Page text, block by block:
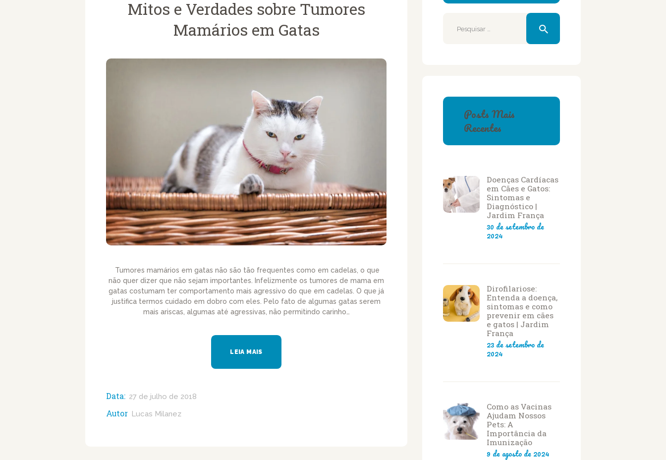
Mitos e Verdades sobre Tumores
Mamários em Gatas
Tumores mamários em gatas não são tão frequentes como em cadelas, o que
não quer dizer que não sejam importantes. Infelizmente os tumores de mama em
gatas costumam ter comportamento mais agressivo do que em cadelas. O que já
justifica termos cuidado em dobro com eles. Pelo fato de algumas gatas serem
mais ariscas, algumas até agressivas, não permitindo carinho…
LEIA MAIS
Data: 27 de julho de 2018
Autor Lucas Milanez
Posts Mais
Recentes
Doenças Cardíacas
em Cães e Gatos:
Sintomas e
Diagnóstico |
Jardim França
30 de setembro de
2024
Dirofilariose:
Entenda a doença,
sintomas e como
prevenir em cães
e gatos | Jardim
França
23 de setembro de
2024
Como as Vacinas
Ajudam Nossos
Pets: A
Importância da
Imunização
9 de agosto de 2024